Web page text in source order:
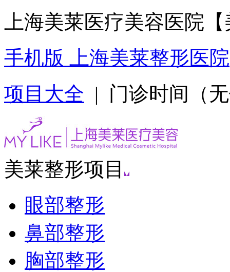
上海美莱医疗美容医院
手机版 上海美莱整形医院
项目大全 | 门诊时间（
美莱整形项目
眼部整形
鼻部整形
胸部整形